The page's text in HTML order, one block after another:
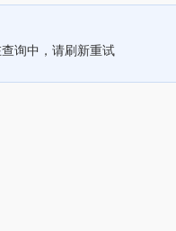
询中，请刷新重试